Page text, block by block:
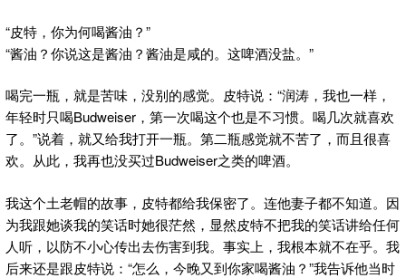
“皮特，你为何喝酱油？”
“酱油？你说这是酱油？酱油是咸的。这啤酒没盐。”
喝完一瓶，就是苦味，没别的感觉。皮特说：“润涛，我也一样，
年轻时只喝Budweiser，第一次喝这个也是不习惯。喝几次就喜欢
了。”说着，就又给我打开一瓶。第二瓶感觉就不苦了，而且很喜
欢。从此，我再也没买过Budweiser之类的啤酒。
我这个土老帽的故事，皮特都给我保密了。连他妻子都不知道。因
为我跟她谈我的笑话时她很茫然，显然皮特不把我的笑话讲给任何
人听，以防不小心传出去伤害到我。事实上，我根本就不在乎。我
后来还是跟皮特说：“怎么，今晚又到你家喝酱油？”我告诉他当时